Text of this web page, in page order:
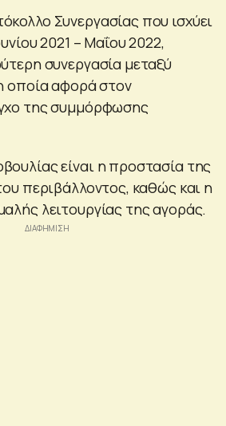
Συνεργασίας που ισχύει
2021 – Μαΐου 2022,
συνεργασία μεταξύ
οποία αφορά στον
της συμμόρφωσης
είναι η προστασία της
περιβάλλοντος, καθώς και η
λειτουργίας της αγοράς.